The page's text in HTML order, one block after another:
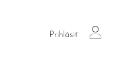
Prihlásiť
login